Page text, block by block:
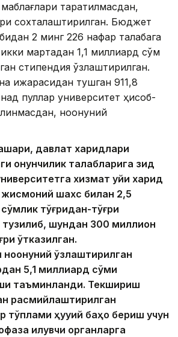
тарқатилмасдан,
сохталаштирилган. Бюджет
2 минг 226 нафар талабага
мартадан 1,1 миллиард сўм
стипендия ўзлаштирилган.
ижарасидан тушган 911,8
пуллар университет ҳисоб-
ноқонуний
давлат харидлари
қонунчилик талабларига зид
хизмат уйи харид
жисмоний шахс билан 2,5
тўғридан-тўғри
шундан 300 миллион
ўтказилган.
ноқонуний ўзлаштирилган
5,1 миллиард сўми
таъминланди. Текшириш
расмийлаштирилган
ҳуқуқий баҳо бериш учун
қилувчи органларга